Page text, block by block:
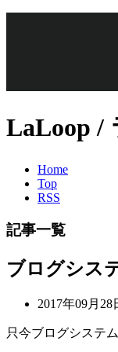
LaLoop /
Home
Top
RSS
記事一覧
ブログシス
2017年09月28
只今ブログシステ